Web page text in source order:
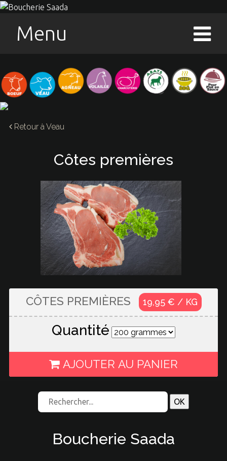
Menu
Retour àVeau
Côtes premières
CÔTES PREMIÈRES 19,95 € / KG
Quantité
AJOUTER AU PANIER
Boucherie Saada